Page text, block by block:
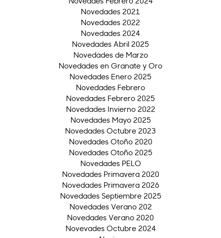
Novedades 2021
Novedades 2022
Novedades 2024
Novedades Abril 2025
Novedades de Marzo
Novedades en Granate y Oro
Novedades Enero 2025
Novedades Febrero
Novedades Febrero 2025
Novedades Invierno 2022
Novedades Mayo 2025
Novedades Octubre 2023
Novedades Otoño 2020
Novedades Otoño 2025
Novedades PELO
Novedades Primavera 2020
Novedades Primavera 2026
Novedades Septiembre 2025
Novedades Verano 202
Novedades Verano 2020
Novevades Octubre 2024